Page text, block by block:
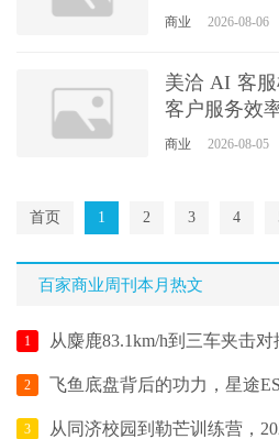
商业 2026-08-06
美洽 AI 客
客户服务效
商业 2026-08-05
首页 1 2 3 4
百家商业周刊本月热文
1
2
3